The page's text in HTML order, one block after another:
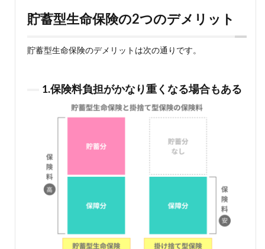
遅く
はな
6
命保
浪費
せず
堅実
に積
貯蓄型生命保険の2つのデメリット
貯蓄型生命保険のデメリットは次の通りです。
1.保険料負担がかなり重くなる場合もある